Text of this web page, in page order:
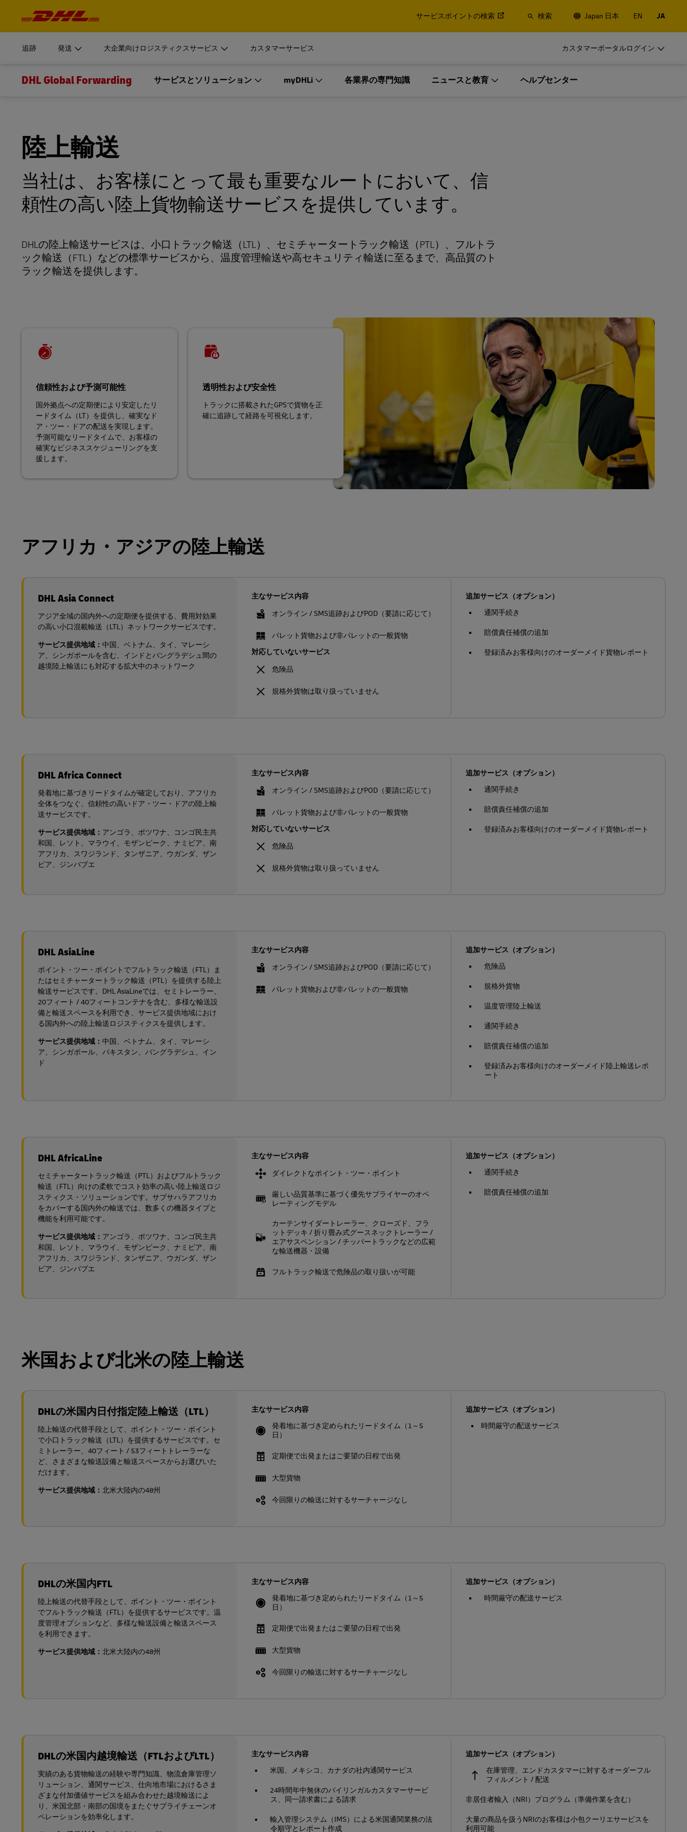
サービスポイントの検索 検索 Japan 日本 EN JA
追跡 発送
はじめる
今すぐ発送
詳細を確認する
ィクスサービス
DHL Global Forwardingの詳
大企業向けロジスティクスサービス
大規模組織向けロジスティクスサービス
DHL Supply Chainがお客様のロジスティクスプロバイダー（3PL）として最適である
理由をご説明します。
DHL Supply Chainの詳細
カスタマーサービス カスタマーポータルログイン
ログイン
DHL Vantage
myDHLi
MySupplyChain
DHL Same Day
LifeTrack
はじめる
お見積り
DHL Expressによる国際エクスプレス
DHL Global Forwardingによる航空・
定期的に出荷するお客様はメリットの
大規模組織向けロジスティクスサービス
ています。
理由をご説明します。
ログイン
MySupplyChain
MyGTS
DHL Same Day
LifeTrack
DHLのポータルサイトについ
て
DHL Global Forwarding サービスとソリューション
海上輸送
鉄道輸送
陸上輸送
貨物保険
マルチモーダルソリューション
myDHLi
myDHLiについて
Quote + Bookについて
myDHLiのサポートを希望する
各業界の専門知識 ニュースと教育
最新のニュースとウェビナー
貨物輸送に関する教育センター
ヘルプセンター
陸上輸送
当社は、お客様にとって最も重要なルートにおいて、信
頼性の高い陸上貨物輸送サービスを提供しています。
DHLの陸上輸送サービスは、小口トラック輸送（LTL）、セミチャータートラック輸送（PTL）、フルトラ
ック輸送（FTL）などの標準サービスから、温度管理輸送や高セキュリティ輸送に至るまで、高品質のト
ラック輸送を提供します。
信頼性および予測可能性
国外拠点への定期便により安定したリ
ードタイム（LT）を提供し、確実なド
ア・ツー・ドアの配送を実現します。
予測可能なリードタイムで、お客様の
確実なビジネススケジューリングを支
援します。
透明性および安全性
トラックに搭載されたGPSで貨物を正
確に追跡して経路を可視化します。
アフリカ・アジアの陸上輸送
DHL Asia Connect
アジア全域の国内外への定期便を提供する、費用対効果
の高い小口混載輸送（LTL）ネットワークサービスです。
サービス提供地域： 中国、ベトナム、タイ、マレーシ
ア、シンガポールを含む、インドとバングラデシュ間の
越境陸上輸送にも対応する拡大中のネットワーク
主なサービス内容
オンライン / SMS追跡およびPOD（要請に応じて）
パレット貨物および非パレットの一般貨物
対応していないサービス
危険品
規格外貨物は取り扱っていません
追加サービス（オプション）
通関手続き
賠償責任補償の追加
登録済みお客様向けのオーダーメイド貨物レポート
DHL Africa Connect
発着地に基づきリードタイムが確定しており、アフリカ
全体をつなぐ、信頼性の高いドア・ツー・ドアの陸上輸
送サービスです。
サービス提供地域： アンゴラ、ボツワナ、コンゴ民主共
和国、レソト、マラウイ、モザンビーク、ナミビア、南
アフリカ、スワジランド、タンザニア、ウガンダ、ザン
ビア、ジンバブエ
主なサービス内容
オンライン / SMS追跡およびPOD（要請に応じて）
パレット貨物および非パレットの一般貨物
対応していないサービス
危険品
規格外貨物は取り扱っていません
追加サービス（オプション）
通関手続き
賠償責任補償の追加
登録済みお客様向けのオーダーメイド貨物レポート
DHL AsiaLine
ポイント・ツー・ポイントでフルトラック輸送（FTL）ま
たはセミチャータートラック輸送（PTL）を提供する陸上
輸送サービスです。DHL AsiaLineでは、セミトレーラー、
20フィート / 40フィートコンテナを含む、多様な輸送設
備と輸送スペースを利用でき、サービス提供地域におけ
る国内外への陸上輸送ロジスティクスを提供します。
サービス提供地域： 中国、ベトナム、タイ、マレーシ
ア、シンガポール、パキスタン、バングラデシュ、イン
ド
主なサービス内容
オンライン / SMS追跡およびPOD（要請に応じて）
パレット貨物および非パレットの一般貨物
追加サービス（オプション）
危険品
規格外貨物
温度管理陸上輸送
通関手続き
賠償責任補償の追加
登録済みお客様向けのオーダーメイド陸上輸送レポ
ート
DHL AfricaLine
セミチャータートラック輸送（PTL）およびフルトラック
輸送（FTL）向けの柔軟でコスト効率の高い陸上輸送ロジ
スティクス・ソリューションです。サブサハラアフリカ
をカバーする国内外の輸送では、数多くの機器タイプと
機能を利用可能です。
サービス提供地域： アンゴラ、ボツワナ、コンゴ民主共
和国、レソト、マラウイ、モザンビーク、ナミビア、南
アフリカ、スワジランド、タンザニア、ウガンダ、ザン
ビア、ジンバブエ
主なサービス内容
ダイレクトなポイント・ツー・ポイント
厳しい品質基準に基づく優先サプライヤーのオペ
レーティングモデル
カーテンサイダートレーラー、クローズド、フラ
ットデッキ / 折り畳み式グースネックトレーラー /
エアサスペンション / チッパートラックなどの広範
な輸送機器・設備
フルトラック輸送で危険品の取り扱いが可能
追加サービス（オプション）
通関手続き
賠償責任補償の追加
米国および北米の陸上輸送
DHLの米国内日付指定陸上輸送（LTL）
陸上輸送の代替手段として、ポイント・ツー・ポイント
で小口トラック輸送（LTL）を提供するサービスです。セ
ミトレーラー、40フィート / 53フィートトレーラーな
ど、さまざまな輸送設備と輸送スペースからお選びいた
だけます。
サービス提供地域： 北米大陸内の48州
主なサービス内容
発着地に基づき定められたリードタイム（1～5
日）
定期便で出発またはご要望の日程で出発
大型貨物
今回限りの輸送に対するサーチャージなし
追加サービス（オプション）
時間厳守の配送サービス
DHLの米国内FTL
陸上輸送の代替手段として、ポイント・ツー・ポイント
でフルトラック輸送（FTL）を提供するサービスです。温
度管理オプションなど、多様な輸送設備と輸送スペース
を利用できます。
サービス提供地域： 北米大陸内の48州
主なサービス内容
発着地に基づき定められたリードタイム（1～5
日）
定期便で出発またはご要望の日程で出発
大型貨物
今回限りの輸送に対するサーチャージなし
追加サービス（オプション）
時間厳守の配送サービス
DHLの米国内越境輸送（FTLおよびLTL）
実績のある貨物輸送の経験や専門知識、物流倉庫管理ソ
リューション、通関サービス、仕向地市場におけるさま
ざまな付加価値サービスを組み合わせた越境輸送によ
り、米国北部・南部の国境をまたぐサプライチェーンオ
ペレーションを効率化します。
主なサービス内容
米国、メキシコ、カナダの社内通関サービス
24時間年中無休のバイリンガルカスタマーサービ
ス、同一請求書による請求
輸入管理システム（IMS）による米国通関業務の法
令順守とレポート作成
追加サービス（オプション）
在庫管理、エンドカスタマーに対するオーダーフル
フィルメント / 配送
非居住者輸入（NRI）プログラム（準備作業を含む）
大量の商品を扱うNRIのお客様は小包クーリエサービスを
利用可能